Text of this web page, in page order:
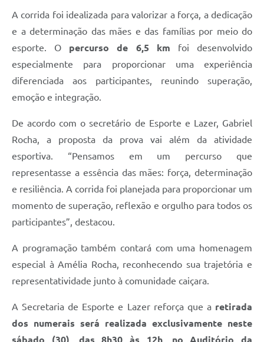
A corrida foi idealizada para valorizar a força, a dedicação
e a determinação das mães e das famílias por meio do
esporte. O percurso de 6,5 km foi desenvolvido
especialmente para proporcionar uma experiência
diferenciada aos participantes, reunindo superação,
emoção e integração.
De acordo com o secretário de Esporte e Lazer, Gabriel
Rocha, a proposta da prova vai além da atividade
esportiva. “Pensamos em um percurso que
representasse a essência das mães: força, determinação
e resiliência. A corrida foi planejada para proporcionar um
momento de superação, reflexão e orgulho para todos os
participantes”, destacou.
A programação também contará com uma homenagem
especial à Amélia Rocha, reconhecendo sua trajetória e
representatividade junto à comunidade caiçara.
A Secretaria de Esporte e Lazer reforça que a retirada
dos numerais será realizada exclusivamente neste
sábado (30), das 8h30 às 12h, no Auditório da